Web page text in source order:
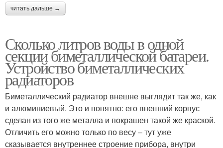
читать дальше →
Сколько литров воды в одной
секции биметаллической батареи.
Устройство биметаллических
радиаторов
Биметаллический радиатор внешне выглядит так же, как
и алюминиевый. Это и понятно: его внешний корпус
сделан из того же металла и покрашен такой же краской.
Отличить его можно только по весу – тут уже
сказывается внутреннее строение прибора, внутри